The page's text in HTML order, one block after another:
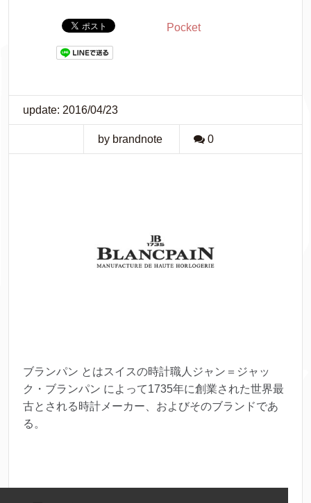
Pocket
update: 2016/04/23
by brandnote 0
ブランパン とはスイスの時計職人ジャン＝ジャッ
ク・ブランパン によって1735年に創業された世界最
古とされる時計メーカー、およびそのブランドであ
る。